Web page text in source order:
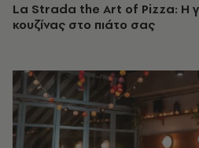
La Strada the Art of Pizza: Η
κουζίνας στο πιάτο σας